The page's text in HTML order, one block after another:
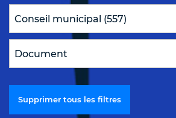
Supprimer tous les filtres